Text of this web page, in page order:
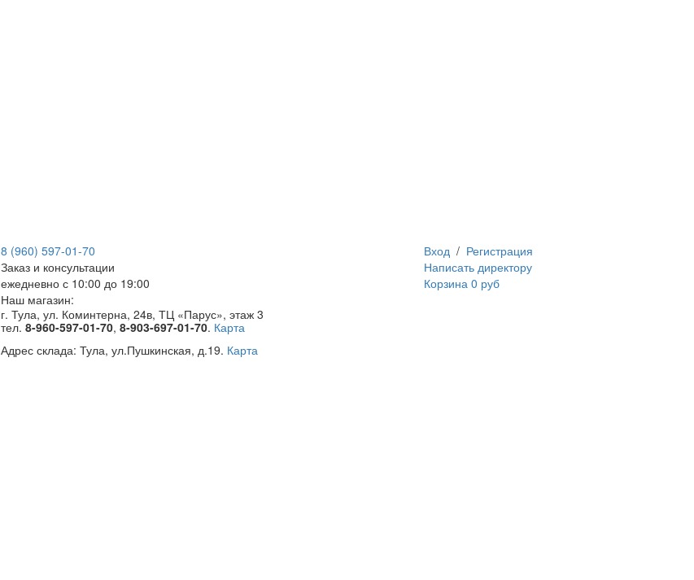
8 (960) 597-01-70
Заказ и консультации
ежедневно с 10:00 до 19:00
Наш магазин:
г. Тула, ул. Коминтерна, 24в, ТЦ «Парус», этаж 3
тел. 8-960-597-01-70, 8-903-697-01-70. Карта
Адрес склада: Тула, ул.Пушкинская, д.19. Карта
Вход/ Регистрация
Написать директору
Корзина 0 руб